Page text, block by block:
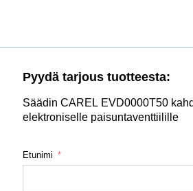
Pyydä tarjous tuotteesta:
Säädin CAREL EVD0000T50
elektroniselle paisuntaventtiilille
Etunimi